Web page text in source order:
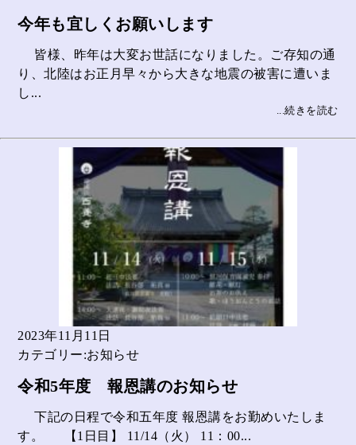
今年も宜しくお願いします
皆様、昨年は大変お世話になりました。ご存知の通
り、北陸はお正月早々から大きな地震の被害に遭いま
し...
...続きを読む
2023年11月11日
カテゴリー:お知らせ
令和5年度 報恩講のお知らせ
下記の日程で令和五年度 報恩講をお勤めいたしま
す。 【1日目】 11/14（火） 11：00...